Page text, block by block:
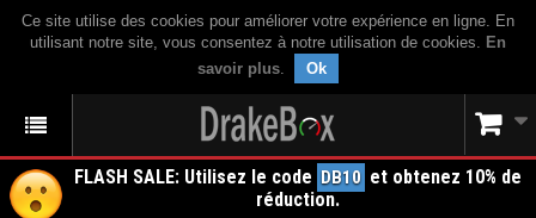
Ce site utilise des cookies pour améliorer votre expérience en ligne. En
utilisant notre site, vous consentez à notre utilisation de cookies. En
savoir plus. Ok
FLASH SALE: Utilisez le code DB10 et obtenez 10% de
réduction.